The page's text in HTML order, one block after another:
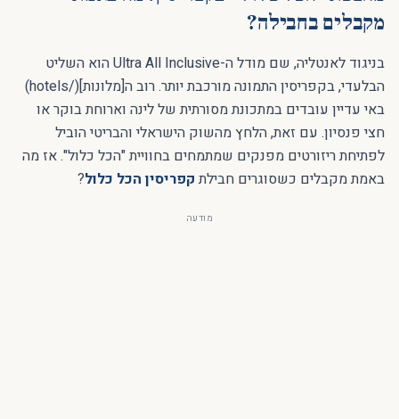
מקבלים בחבילה?
בניגוד לאנטליה, שם מודל ה-Ultra All Inclusive הוא השליט
הבלעדי, בקפריסין התמונה מורכבת יותר. רוב ה[מלונות](/hotels)
באי עדיין עובדים במתכונת מסורתית של לינה וארוחת בוקר או
חצי פנסיון. עם זאת, הלחץ מהשוק הישראלי והבריטי הוביל
לפתיחת ריזורטים מפנקים שמתמחים בחוויית "הכל כלול". אז מה
באמת מקבלים כשסוגרים חבילתקפריסין הכל כלול?
מודעה